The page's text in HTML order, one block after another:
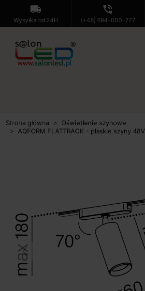
local_shipping
Wysyłka od 24H
phone_in_talk
(+48) 694-000-777
Strona główna
Oświetlenie szynowe
AQFORM FLATTRACK - płaskie szyny 48V
Previous